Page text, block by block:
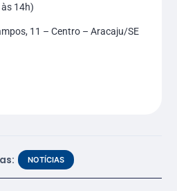
14h)
11 – Centro – Aracaju/SE
NOTÍCIAS